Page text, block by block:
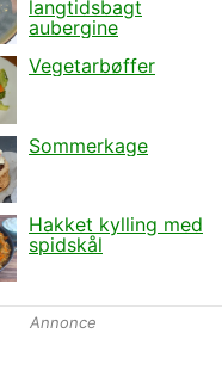
Annonce